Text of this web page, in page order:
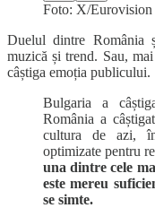
Foto: X/Eurovision
Duelul dintre
muzică și trend. Sau,
câștiga emoția publicului.
Bulgaria a
România a
cultura de azi,
optimizate pentru
una dintre cele
este mereu
se simte.